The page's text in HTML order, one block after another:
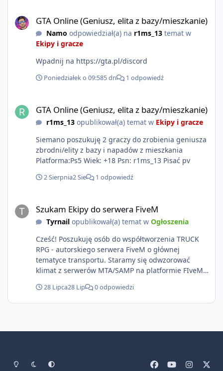
Kontakt: Discord — vincekidd Telegram —
xvincekidd Wideo demonstracyjne:
https://youtu.be/8IrdoG8iFz4
GTA Online (Geniusz, elita z bazy/mieszkanie)
Namo odpowiedział(a) na r1ms_13temat w
Ekipy i gracze
Wpadnij na https://gta.pl/discord
Poniedziałek o 09:585 dn 1 odpowiedź
GTA Online (Geniusz, elita z bazy/mieszkanie)
r1ms_13opublikował(a) temat w Ekipy i gracze
Siemano poszukuję 2 graczy do zrobienia geniusza
zbrodni/elity z bazy i napadów z mieszkania
Platforma:Ps5 Wiek: +18 Psn: r1ms_13 Pisać pv
2 Sierpnia2 Sie 1 odpowiedź
Szukam Ekipy do serwera FiveM
Tyrnailopublikował(a) temat w Ogłoszenia
Cześć! Poszukuję osób do współtworzenia TRUCK
RPG - autorskiego serwera FiveM o głównej
tematyce transportu. Staramy się odwzorować
klimat z serwerów MTA/SAMP na platformie FIveM.
którzy chcą robić coś innego niż jeździć ciężarówką.
Projekt tworzony jest od podstaw z naciskiem na
przypadkowo pobranych skryptach większość
🔹 Grafik 2D/3D (tekstury, reklamy, malowania
28 Lipca28 Lip 0 odpowiedzi
Tryb jasnyTryb ciemnyPreferencje systemowe